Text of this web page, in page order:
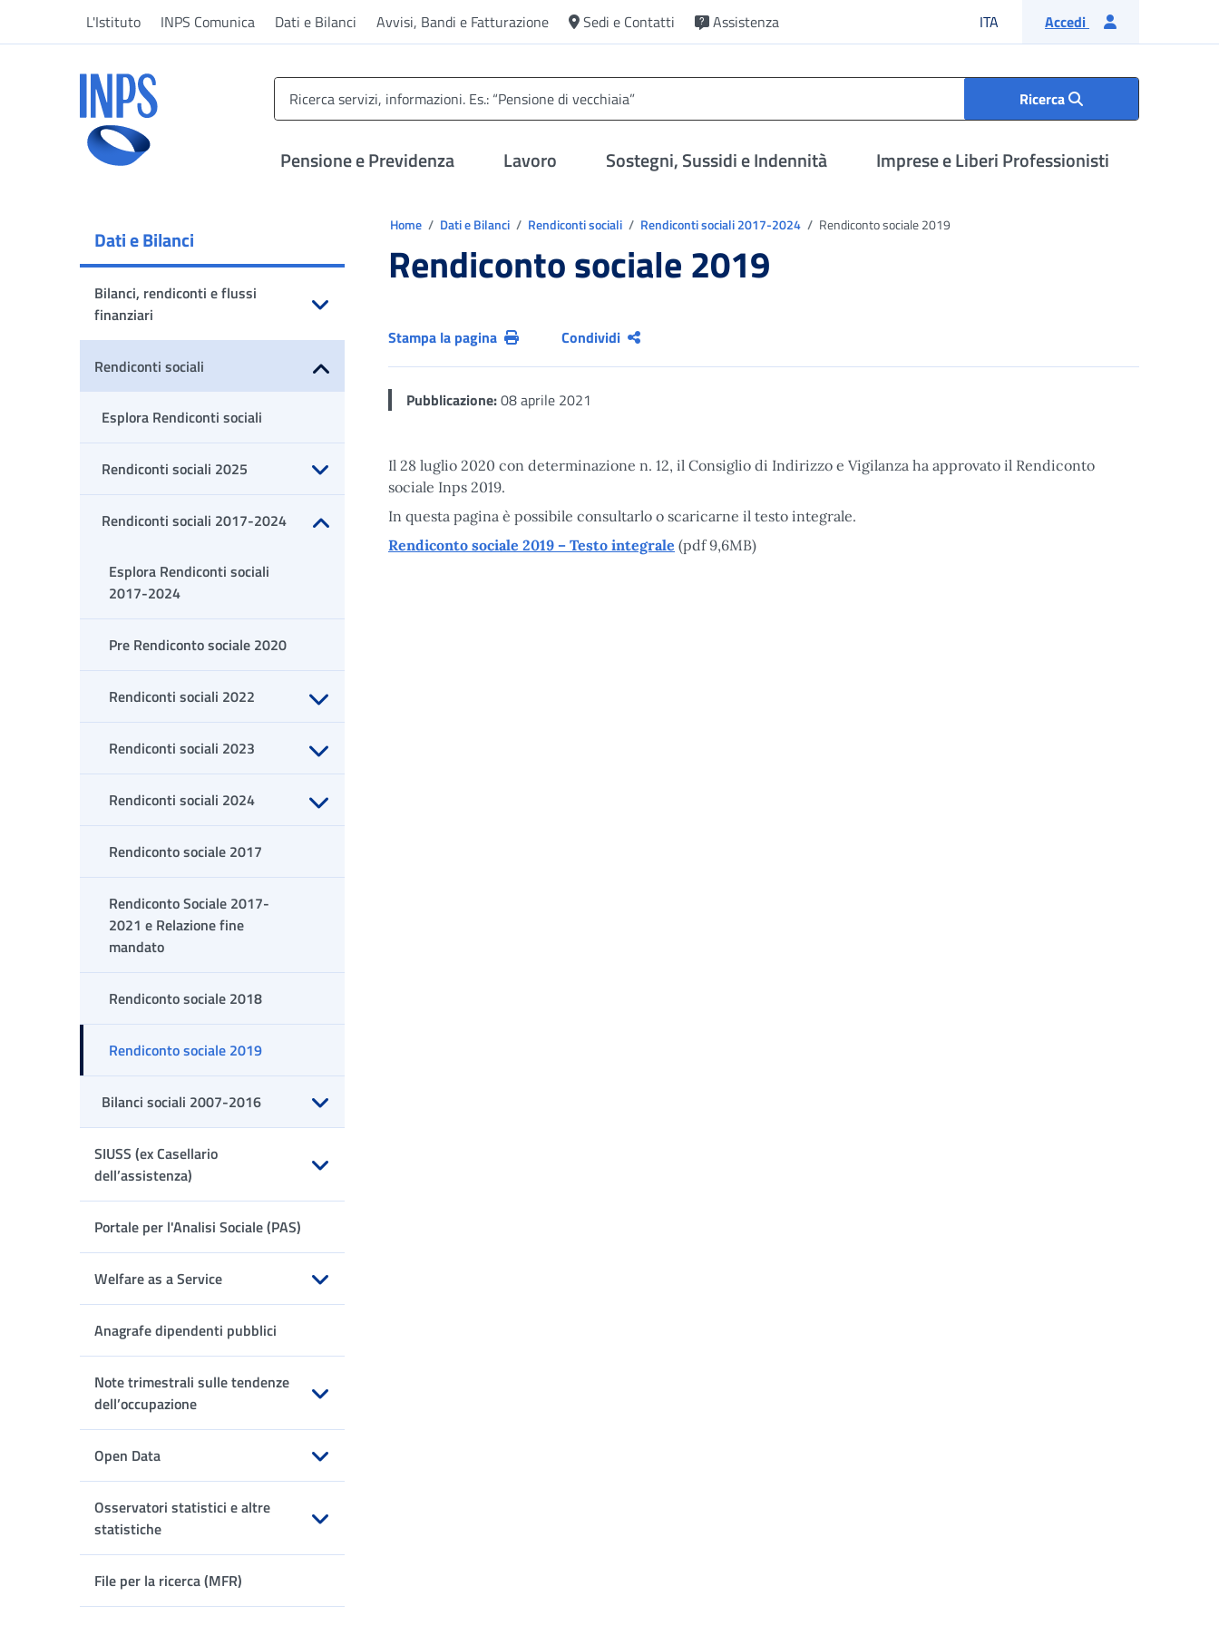
L'Istituto INPS Comunica Dati e Bilanci Avvisi, Bandi e Fatturazione Sedi e Contatti Assistenza ITA Lingua italiana
Accedi
Ricerca
Pensione e Previdenza Lavoro Sostegni, Sussidi e Indennità Imprese e Liberi Professionisti
Dati e Bilanci
Bilanci, rendiconti e flussi
finanziari
Apri sottomenu
Rendiconti sociali
Apri sottomenu
Esplora Rendiconti sociali
Rendiconti sociali 2025
Apri sottomenu
Rendiconti sociali 2017-2024
Esplora Rendiconti sociali
2017-2024
Pre Rendiconto sociale 2020
Rendiconti sociali 2022
Apri sottomenu
Rendiconti sociali 2023
Apri sottomenu
Rendiconti sociali 2024
Apri sottomenu
Rendiconto sociale 2017
Rendiconto Sociale 2017-
2021 e Relazione fine
mandato
Rendiconto sociale 2018
Rendiconto sociale 2019
Bilanci sociali 2007-2016
Apri sottomenu
SIUSS (ex Casellario
dell’assistenza)
Apri sottomenu
Portale per l'Analisi Sociale (PAS)
Welfare as a Service
Apri sottomenu
Anagrafe dipendenti pubblici
Note trimestrali sulle tendenze
dell’occupazione
Apri sottomenu
Open Data
Apri sottomenu
Osservatori statistici e altre
statistiche
Apri sottomenu
File per la ricerca (MFR)
Home Dati e Bilanci Rendiconti sociali Rendiconti sociali 2017-2024 Rendiconto sociale 2019
Rendiconto sociale 2019
Stampa la pagina Condividi
Pubblicazione:08 aprile 2021
Il 28 luglio 2020 con determinazione n. 12, il Consiglio di Indirizzo e Vigilanza ha approvato il Rendiconto
sociale Inps 2019.
In questa pagina è possibile consultarlo o scaricarne il testo integrale.
Rendiconto sociale 2019 – Testo integrale (pdf 9,6MB)